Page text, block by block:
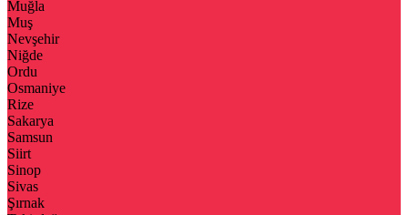
Muğla
Muş
Nevşehir
Niğde
Ordu
Osmaniye
Rize
Sakarya
Samsun
Siirt
Sinop
Sivas
Şırnak